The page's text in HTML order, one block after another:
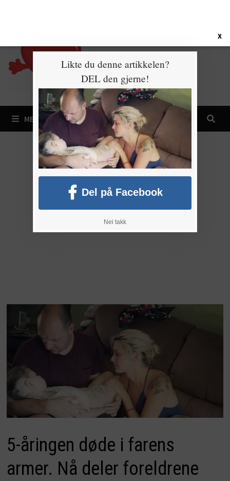
MENY
5-åringen døde i farens
armer. Nå deler foreldrene
X
Likte du denne artikkelen?
DEL den gjerne!
Del på Facebook
Nei takk